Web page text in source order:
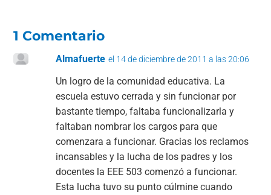
1 Comentario
Almafuerte el 14 de diciembre de 2011 a las 20:06
Un logro de la comunidad educativa. La
escuela estuvo cerrada y sin funcionar por
bastante tiempo, faltaba funcionalizarla y
faltaban nombrar los cargos para que
comenzara a funcionar. Gracias los reclamos
incansables y la lucha de los padres y los
docentes la EEE 503 comenzó a funcionar.
Esta lucha tuvo su punto cúlmine cuando